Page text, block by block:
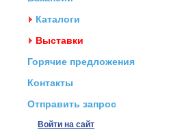
Каталоги
Выставки
Горячие предложения
Контакты
Отправить запрос
Войти на сайт